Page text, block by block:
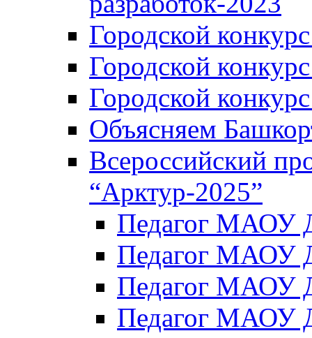
Городской
Городской
Городской
Объясняем
Всероссийский
“Арктур-2025”
Педагог МАОУ
Педагог МАОУ
Педагог МАОУ
Педагог МАОУ